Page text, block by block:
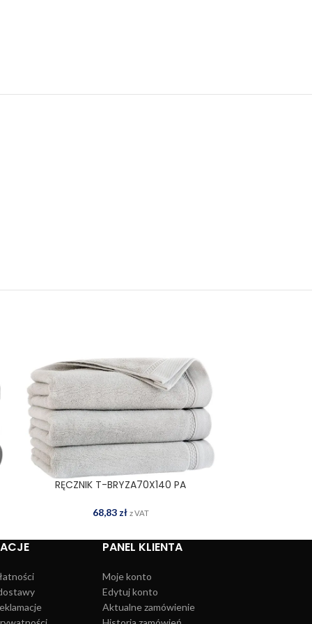
DODAJ DO KOSZYKA
RĘCZNIK T-BRYZA70X140 PA
68,83 zł z VAT
PANEL KLIENTA
Moje konto
Edytuj konto
Aktualne zamówienie